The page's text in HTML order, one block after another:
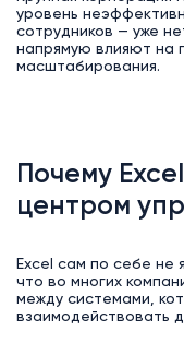
уровень
сотрудников — уже
напрямую влияют на
масштабирования.
Почему
центром
Excel сам по себе не
что во многих
между системами,
взаимодействовать